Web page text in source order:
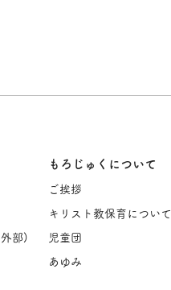
外部)
もろじゅくについて
ご挨拶
キリスト教保育について
児童団
あゆみ